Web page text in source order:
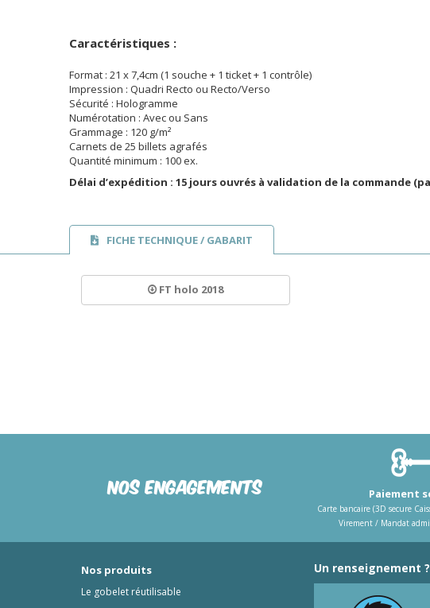
Caractéristiques :
Format : 21 x 7,4cm (1 souche + 1 ticket + 1 contrôle)
Impression : Quadri Recto ou Recto/Verso
Sécurité : Hologramme
Numérotation : Avec ou Sans
Grammage : 120 g/m²
Carnets de 25 billets agrafés
Quantité minimum : 100 ex.
Délai d’expédition : 15 jours ouvrés à validation de la commande
FICHE TECHNIQUE / GABARIT
FT holo 2018
Nos engagements Paiement
Carte bancaire (3D secure
Virement / Mandat
Nos produits
Le gobelet réutilisable
Un renseignement